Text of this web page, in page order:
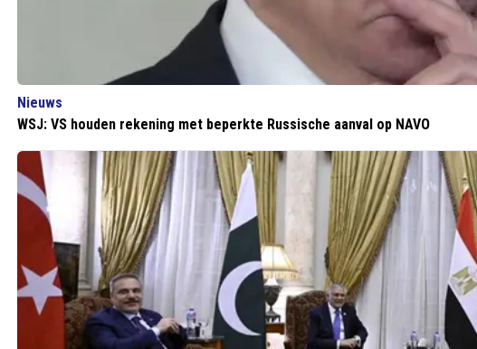
Nieuws
WSJ: VS houden rekening met beperkte Russische aanval op NAVO